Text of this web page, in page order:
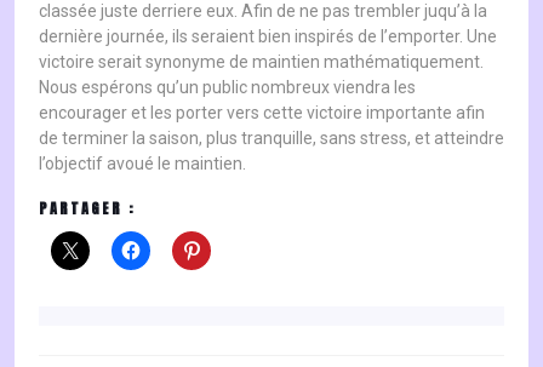
classée juste derriere eux. Afin de ne pas trembler juqu’à la
dernière journée, ils seraient bien inspirés de l’emporter. Une
victoire serait synonyme de maintien mathématiquement.
Nous espérons qu’un public nombreux viendra les
encourager et les porter vers cette victoire importante afin
de terminer la saison, plus tranquille, sans stress, et atteindre
l’objectif avoué le maintien.
PARTAGER :